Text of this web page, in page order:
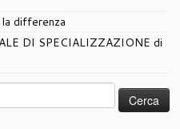
differenza
DI SPECIALIZZAZIONE di